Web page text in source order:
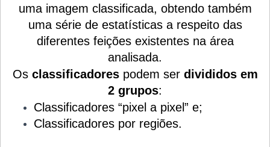
uma imagem classificada, obtendo também
uma série de estatísticas a respeito das
diferentes feições existentes na área
analisada.
Os classificadorespodem ser divididos em
2 grupos:
Classificadores “pixel a pixel” e;
Classificadores por regiões.